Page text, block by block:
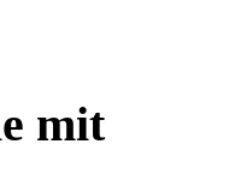
mit